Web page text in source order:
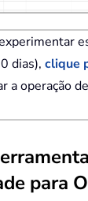
dias), clique
a operação
para